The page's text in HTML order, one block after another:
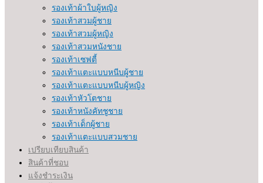
รองเท้าผ้าใบผู้หญิง
รองเท้าสวมผู้ชาย
รองเท้าสวมผู้หญิง
รองเท้าสวมหนังชาย
รองเท้าเซฟตี้
รองเท้าแตะแบบหนีบผู้ชาย
รองเท้าแตะแบบหนีบผู้หญิง
รองเท้าหัวโตชาย
รองเท้าหนังคัทชูชาย
รองเท้าเด็กผู้ชาย
รองเท้าแตะแบบสวมชาย
เปรียบเทียบสินค้า
สินค้าที่ชอบ
แจ้งชำระเงิน